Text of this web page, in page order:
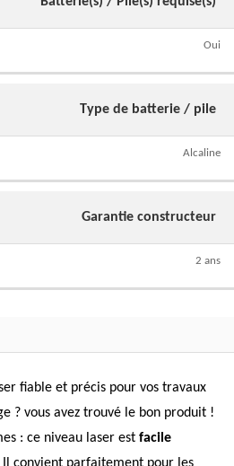
Oui
Type de batterie / pile
Alcaline
Garantie constructeur
2 ans
fiable et précis pour vos travaux
? vous avez trouvé le bon produit !
: ce niveau laser est facile